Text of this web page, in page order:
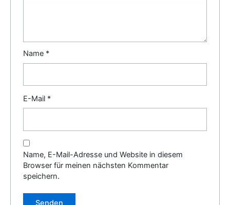
Name *
E-Mail *
Name, E-Mail-Adresse und Website in diesem
Browser für meinen nächsten Kommentar
speichern.